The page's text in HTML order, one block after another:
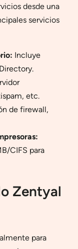
desde una
servicios
Incluye
etc.
de firewall,
CIFS para
Zentyal
para